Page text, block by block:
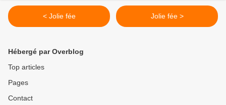
< Jolie fée Jolie fée >
Hébergé par Overblog
Top articles
Pages
Contact